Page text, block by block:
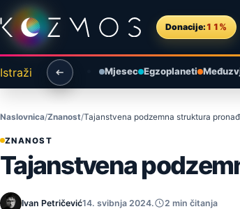
Preskoči na sadržaj
Donacije: 11%
Istraži Mjesec Egzoplaneti
Naslovnica Znanost Tajanstvena podzemna struktura
ZNANOST
Tajanstvena
Ivan Petričević14. svibnja 2024. 2 min čitanja